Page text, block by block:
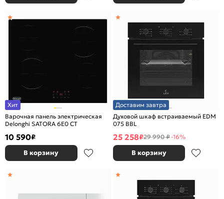
Хит
Варочная панель электрическая
Delonghi SATORA 6E0 CT
10 590₽
В корзину
Доставим завтра
Духовой шкаф встраиваемый EDM
075 BBL
25 258₽29 990 ₽-16%
В корзину